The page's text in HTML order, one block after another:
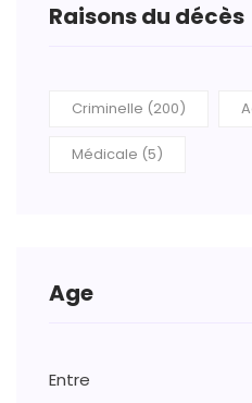
Raisons du décès
Criminelle (200)
Médicale (5)
Age
Entre